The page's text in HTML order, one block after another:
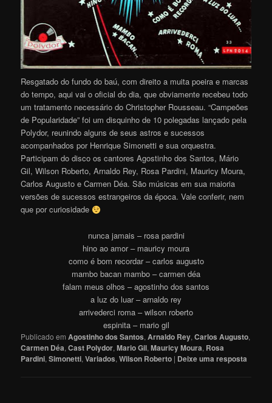
Resgatado do fundo do baú, com direito a muita poeira e marcas
do tempo, aqui vai o oficial do dia, que obviamente recebeu todo
um tratamento necessário do Christopher Rousseau. “Campeões
de Popularidade” foi um disquinho de 10 polegadas lançado pela
Polydor, reunindo alguns de seus astros e sucessos
acompanhados por Henrique Simonetti e sua orquestra.
Participam do disco os cantores Agostinho dos Santos, Mário
Gil, Wilson Roberto, Arnaldo Rey, Rosa Pardini, Mauricy Moura,
Carlos Augusto e Carmen Déa. São músicas em sua maioria
versões de sucessos estrangeiros da época. Vale conferir, nem
que por curiosidade
nunca jamais – rosa pardini
hino ao amor – mauricy moura
como é bom recordar – carlos augusto
mambo bacan mambo – carmen déa
falam meus olhos – agostinho dos santos
a luz do luar – arnaldo rey
arrivederci roma – wilson roberto
espinita – mario gil
Publicado em Agostinho dos Santos,Arnaldo Rey,Carlos Augusto,
Carmen Déa,Cast Polydor,Mario Gil,Mauricy Moura, Rosa
Pardini,Simonetti,Variados,Wilson Roberto | Deixe uma resposta